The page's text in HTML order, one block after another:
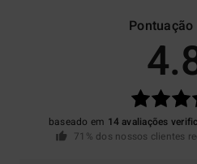
baseado em 14 avaliações
71% dos nossos clientes